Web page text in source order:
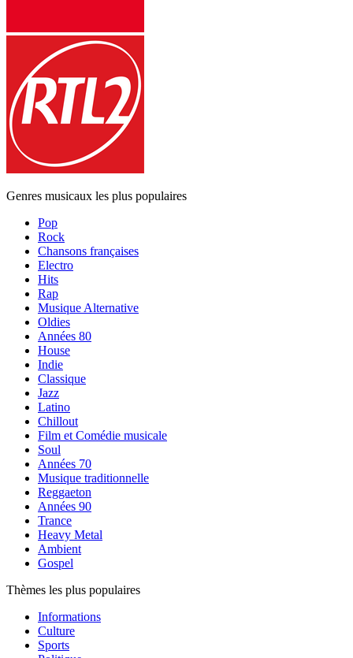
Genres musicaux les plus populaires
Pop
Rock
Chansons françaises
Electro
Hits
Rap
Musique Alternative
Oldies
Années 80
House
Indie
Classique
Jazz
Latino
Chillout
Film et Comédie musicale
Soul
Années 70
Musique traditionnelle
Reggaeton
Années 90
Trance
Heavy Metal
Ambient
Gospel
Thèmes les plus populaires
Informations
Culture
Sports